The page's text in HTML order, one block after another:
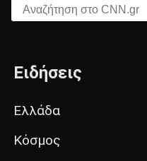
Αναζήτηση στο CNN.gr
Ειδήσεις
Ελλάδα
Κόσμος